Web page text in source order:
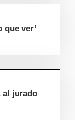
que ver’
al jurado